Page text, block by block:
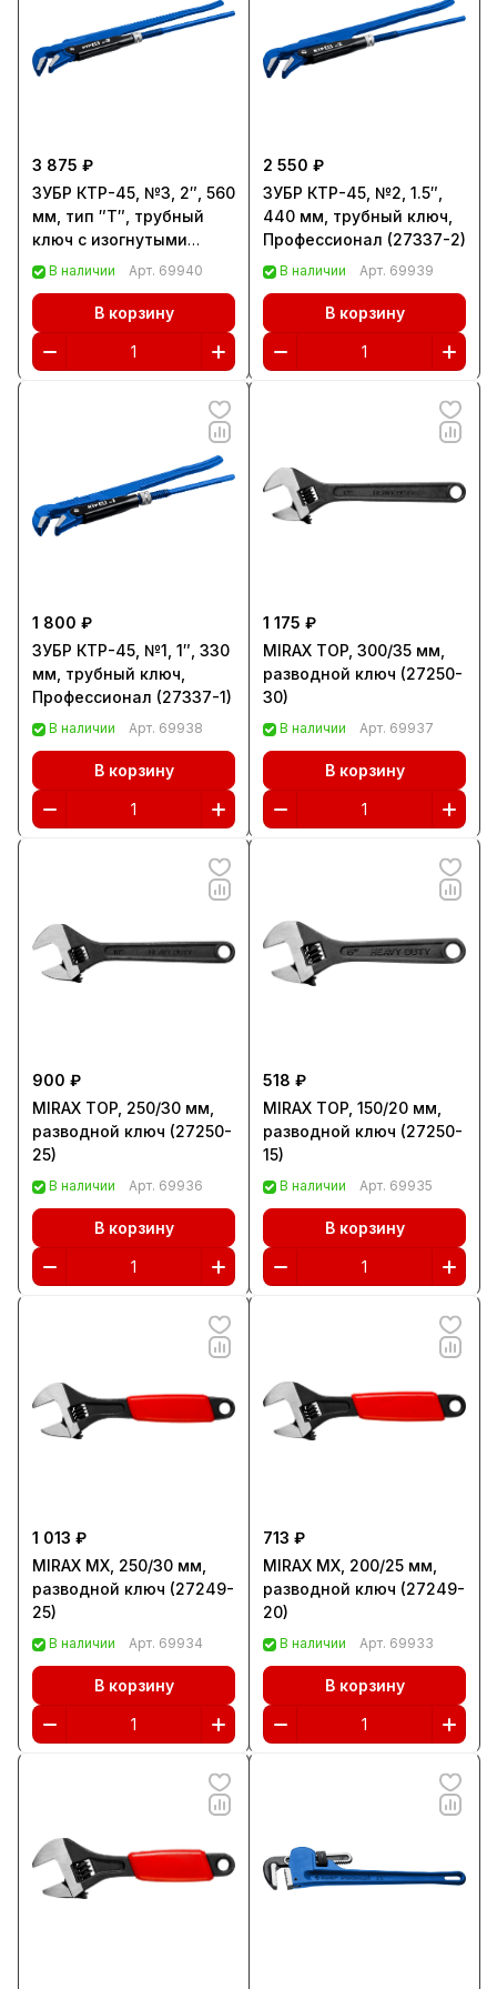
3 875 ₽
ЗУБР КТР-45, №3, 2″, 560
мм, тип ″Т″, трубный
ключ с изогнутыми
губками, Профессионал
В наличии Арт. 69940
В корзину
2 550 ₽
ЗУБР КТР-45, №2, 1.5″,
440 мм, трубный ключ,
Профессионал (27337-2)
В наличии Арт. 69939
В корзину
1 800 ₽
ЗУБР КТР-45, №1, 1″, 330
мм, трубный ключ,
Профессионал (27337-1)
В наличии Арт. 69938
В корзину
1 175 ₽
MIRAX TOP, 300/35 мм,
разводной ключ (27250-
30)
В наличии Арт. 69937
В корзину
900 ₽
MIRAX TOP, 250/30 мм,
разводной ключ (27250-
25)
В наличии Арт. 69936
В корзину
518 ₽
MIRAX TOP, 150/20 мм,
разводной ключ (27250-
15)
В наличии Арт. 69935
В корзину
1 013 ₽
MIRAX МХ, 250/30 мм,
разводной ключ (27249-
25)
В наличии Арт. 69934
В корзину
713 ₽
MIRAX MX, 200/25 мм,
разводной ключ (27249-
20)
В наличии Арт. 69933
В корзину